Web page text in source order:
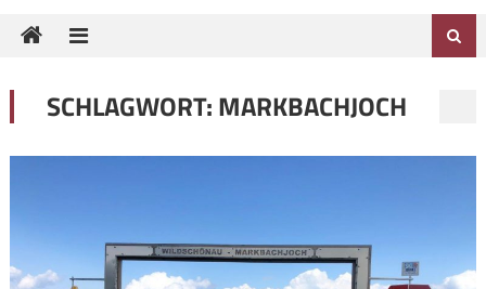
SCHLAGWORT:MARKBACHJOCH